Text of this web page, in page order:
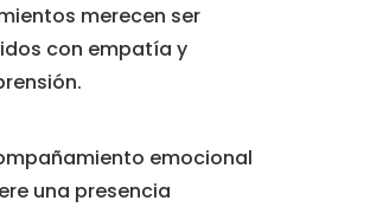
merecen ser
con empatía y
emocional
una presencia